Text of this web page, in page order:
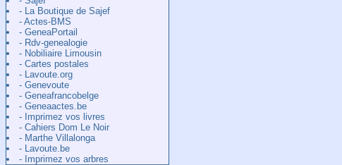
- La Boutique de Sajef
- Actes-BMS
- GeneaPortail
- Rdv-genealogie
- Nobiliaire Limousin
- Cartes postales
- Lavoute.org
- Genevoute
- Geneafrancobelge
- Geneaactes.be
- Imprimez vos livres
- Cahiers Dom Le Noir
- Marthe Villalonga
- Lavoute.be
- Imprimez vos arbres